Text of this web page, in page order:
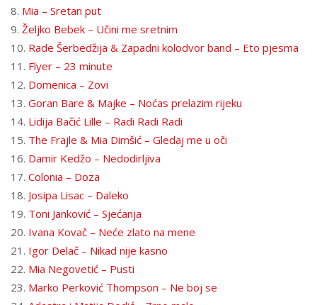
8. Mia – Sretan put
9. Željko Bebek – Učini me sretnim
10. Rade Šerbedžija & Zapadni kolodvor band – Eto pjesma
11. Flyer – 23 minute
12. Domenica – Zovi
13. Goran Bare & Majke – Noćas prelazim rijeku
14. Lidija Bačić Lille – Radi Radi Radi
15. The Frajle & Mia Dimšić – Gledaj me u oči
16. Damir Kedžo – Nedodirljiva
17. Colonia – Doza
18. Josipa Lisac – Daleko
19. Toni Janković – Sjećanja
20. Ivana Kovač – Neće zlato na mene
21. Igor Delač – Nikad nije kasno
22. Mia Negovetić – Pusti
23. Marko Perković Thompson – Ne boj se